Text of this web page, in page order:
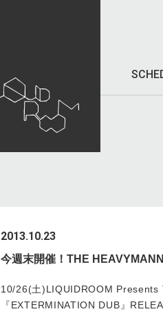
2013.10.23
今週末開催！THE
10/26(土)LIQUIDROOM Presents
『EXTERMINATION DUB』